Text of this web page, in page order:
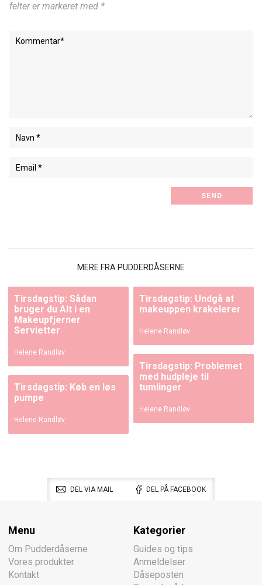
felter er markeret med *
MERE FRA PUDDERDÅSERNE
Tirsdagstip: Sådan
bruger du Alt i en
Makeupfjerner
Servietter
Helene Randløv
Tirsdagstip: Undgå at
makeuppen krakelerer
Helene Randløv
Tirsdagstip: Køb en løs
pumpe
Helene Randløv
Tirsdagstip: Problemet
med hudpleje til
tumlinger
Helene Randløv
DEL VIA MAIL DEL PÅ FACEBOOK
Menu
Om Pudderdåserne
Vores produkter
Kontakt
Kategorier
Guides og tips
Anmeldelser
Dåseposten